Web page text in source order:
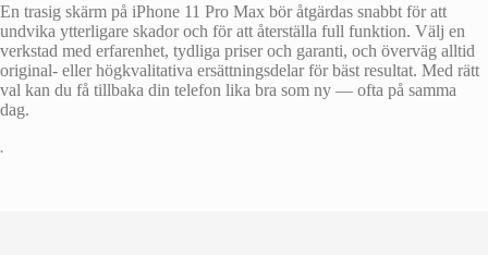
En trasig skärm på iPhone 11 Pro Max bör åtgärdas snabbt för att
undvika ytterligare skador och för att återställa full funktion. Välj en
verkstad med erfarenhet, tydliga priser och garanti, och överväg alltid
original- eller högkvalitativa ersättningsdelar för bäst resultat. Med rätt
val kan du få tillbaka din telefon lika bra som ny — ofta på samma
dag.
•